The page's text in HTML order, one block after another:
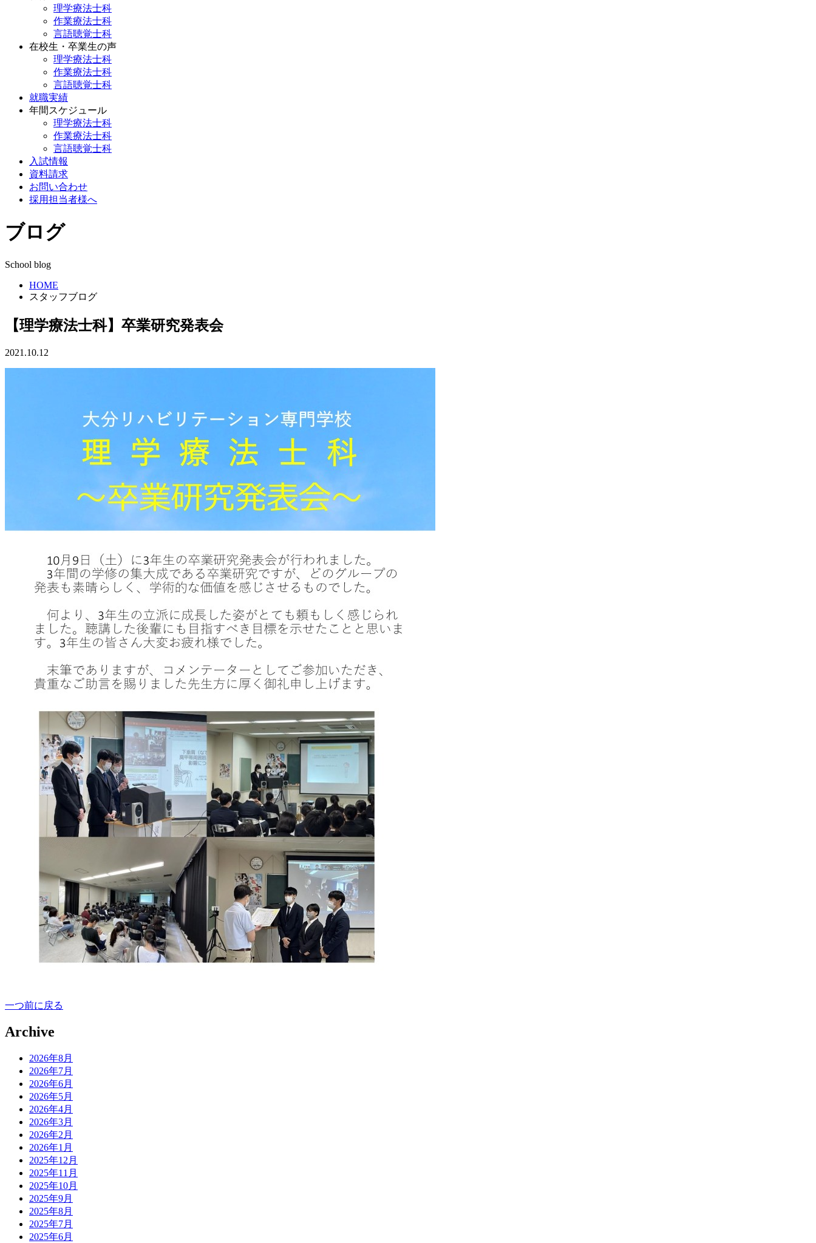
理学療法士科
作業療法士科
言語聴覚士科
在校生・卒業生の声
理学療法士科
作業療法士科
言語聴覚士科
就職実績
年間スケジュール
理学療法士科
作業療法士科
言語聴覚士科
入試情報
資料請求
お問い合わせ
採用担当者様へ
ブログ
School blog
HOME
スタッフブログ
【理学療法士科】卒業研究発表会
2021.10.12
一つ前に戻る
Archive
2026年8月
2026年7月
2026年6月
2026年5月
2026年4月
2026年3月
2026年2月
2026年1月
2025年12月
2025年11月
2025年10月
2025年9月
2025年8月
2025年7月
2025年6月